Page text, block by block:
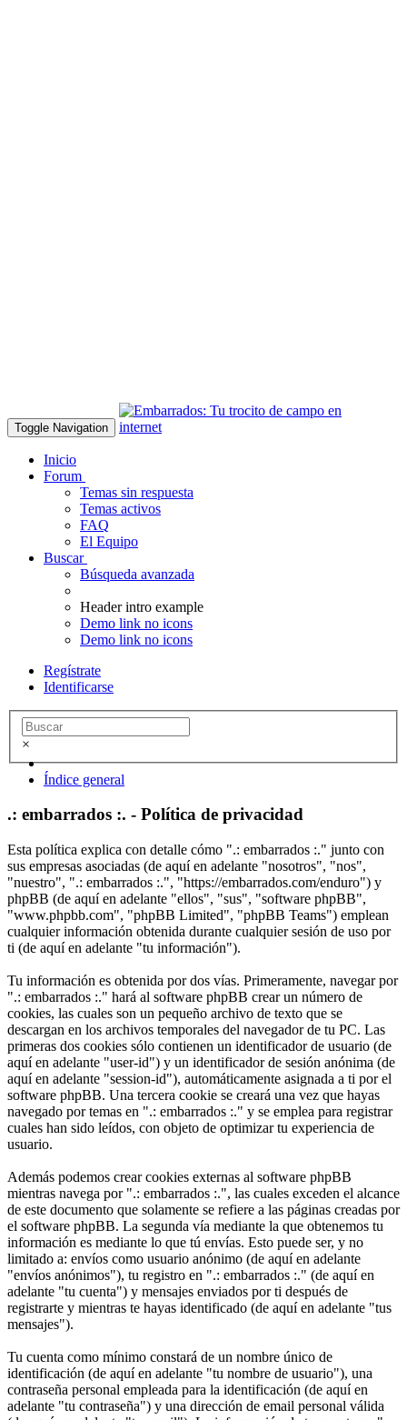
Toggle Navigation
Inicio
Forum
Temas sin respuesta
Temas activos
FAQ
El Equipo
Buscar
Búsqueda avanzada
Header intro example
Demo link no icons
Demo link no icons
Regístrate
Identificarse
×
Índice general
.: embarrados :. - Política de privacidad
Esta política explica con detalle cómo ".: embarrados :." junto con
sus empresas asociadas (de aquí en adelante "nosotros", "nos",
"nuestro", ".: embarrados :.", "https://embarrados.com/enduro") y
phpBB (de aquí en adelante "ellos", "sus", "software phpBB",
"www.phpbb.com", "phpBB Limited", "phpBB Teams") emplean
cualquier información obtenida durante cualquier sesión de uso por
ti (de aquí en adelante "tu información").
Tu información es obtenida por dos vías. Primeramente, navegar por
".: embarrados :." hará al software phpBB crear un número de
cookies, las cuales son un pequeño archivo de texto que se
descargan en los archivos temporales del navegador de tu PC. Las
primeras dos cookies sólo contienen un identificador de usuario (de
aquí en adelante "user-id") y un identificador de sesión anónima (de
aquí en adelante "session-id"), automáticamente asignada a ti por el
software phpBB. Una tercera cookie se creará una vez que hayas
navegado por temas en ".: embarrados :." y se emplea para registrar
cuales han sido leídos, con objeto de optimizar tu experiencia de
usuario.
Además podemos crear cookies externas al software phpBB
mientras navega por ".: embarrados :.", las cuales exceden el alcance
de este documento que solamente se refiere a las páginas creadas por
el software phpBB. La segunda vía mediante la que obtenemos tu
información es mediante lo que tú envías. Esto puede ser, y no
limitado a: envíos como usuario anónimo (de aquí en adelante
"envíos anónimos"), tu registro en ".: embarrados :." (de aquí en
adelante "tu cuenta") y mensajes enviados por ti después de
registrarte y mientras te hayas identificado (de aquí en adelante "tus
mensajes").
Tu cuenta como mínimo constará de un nombre único de
identificación (de aquí en adelante "tu nombre de usuario"), una
contraseña personal empleada para la identificación (de aquí en
adelante "tu contraseña") y una dirección de email personal válida